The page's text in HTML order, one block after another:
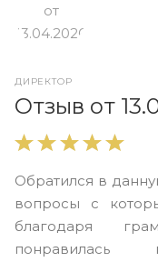
ДИРЕКТОР
Отзыв от
Обратился в
вопросы с
благодаря
понравилась